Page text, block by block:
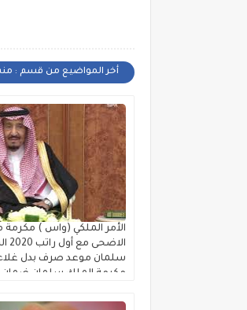
أخر المواضيع من قسم :
الأمر الملكي (واس ) مكرمة
الإجتماعي لقوائم الانتظار